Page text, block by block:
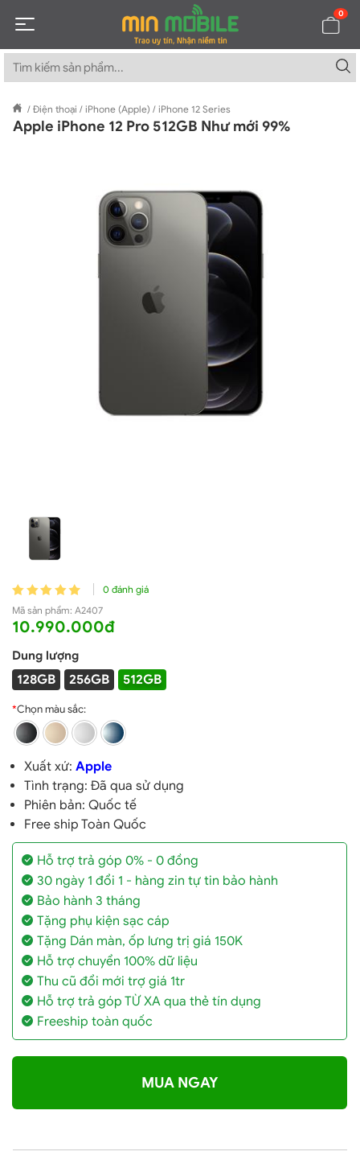
0
/ Điện thoại / iPhone (Apple) / iPhone 12 Series
Apple iPhone 12 Pro 512GB Như mới 99%
0 đánh giá
Mã sản phẩm: A2407
10.990.000đ
Dung lượng
128GB 256GB 512GB
*Chọn màu sắc:
Xuất xứ: Apple
Tình trạng: Đã qua sử dụng
Phiên bản: Quốc tế
Free ship Toàn Quốc
Hỗ trợ trả góp 0% - 0 đồng
30 ngày 1 đổi 1 - hàng zin tự tin bảo hành
Bảo hành 3 tháng
Tặng phụ kiện sạc cáp
Tặng Dán màn, ốp lưng trị giá 150K
Hỗ trợ chuyển 100% dữ liệu
Thu cũ đổi mới trợ giá 1tr
Hỗ trợ trả góp TỪ XA qua thẻ tín dụng
Freeship toàn quốc
MUA NGAY